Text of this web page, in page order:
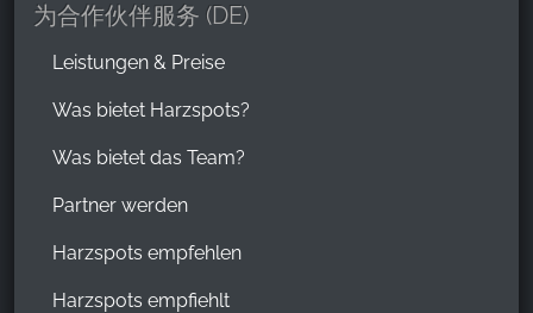
为合作伙伴服务 (DE)
Leistungen & Preise
Was bietet Harzspots?
Was bietet das Team?
Partner werden
Harzspots empfehlen
Harzspots empfiehlt